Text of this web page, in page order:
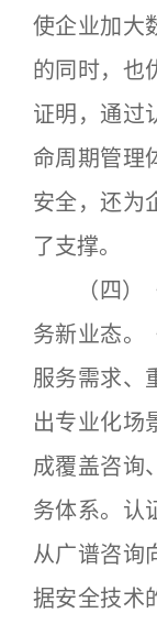
使企业加大
的同时，也
证明，通过
命周期管理
安全，还为
了支撑。
（四）《
务新业态。
服务需求、
出专业化场
成覆盖咨询
务体系。认
从广谱咨询
据安全技术